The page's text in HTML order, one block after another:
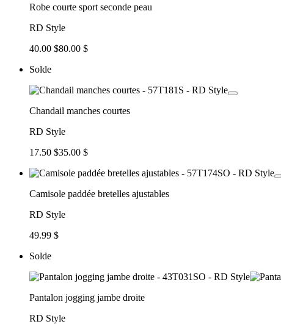
Robe courte sport seconde peau
RD Style
40.00 $80.00 $
Solde
Chandail manches courtes
RD Style
17.50 $35.00 $
Camisole paddée bretelles ajustables
RD Style
49.99 $
Solde
Pantalon jogging jambe droite
RD Style